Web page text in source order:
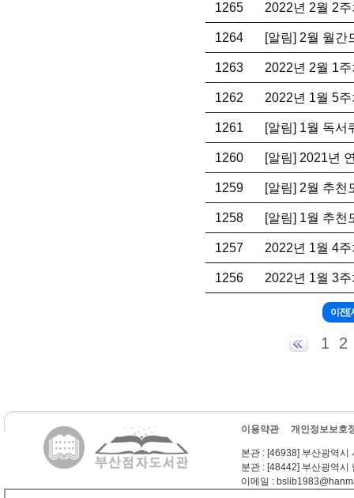
1265 2022년 2월 2
1264 [알림] 2월 월간
1263 2022년 2월 1
1262 2022년 1월 5
1261 [알림] 1월 독서
1260 [알림] 2021년
1259 [알림] 2월 추천
1258 [알림] 1월 추천
1257 2022년 1월 4
1256 2022년 1월 3
1 2
이용약관 개인정보보호
본관 : [46938] 부산광역시
분관 : [48442] 부산광역시
이메일 :